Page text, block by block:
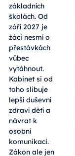
základních
školách. Od
září 2027 je
žáci nesmí o
přestávkách
vůbec
vytáhnout.
Kabinet si od
toho slibuje
lepší duševní
zdraví dětí a
návrat k
osobní
komunikaci.
Zákon ale jen